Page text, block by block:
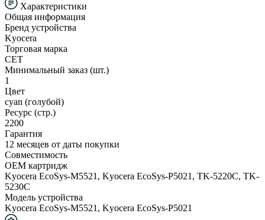
Характеристики
Общая информация
Бренд устройства
Kyocera
Торговая марка
CET
Минимальный заказ (шт.)
1
Цвет
cyan (голубой)
Ресурс (стр.)
2200
Гарантия
12 месяцев от даты покупки
Совместимость
ОЕМ картридж
Kyocera EcoSys-M5521, Kyocera EcoSys-P5021, TK-5220C, TK-
5230C
Модель устройства
Kyocera EcoSys-M5521, Kyocera EcoSys-P5021